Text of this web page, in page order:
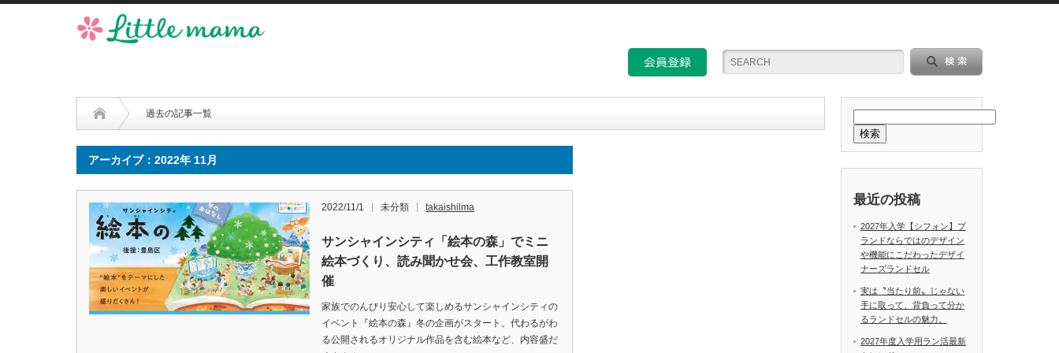
過去の記事一覧
アーカイブ：2022年 11月
2022/11/1 未分類 takaishilma
サンシャインシティ「絵本の森」でミニ
絵本づくり、読み聞かせ会、工作教室開
催
家族でのんびり安心して楽しめるサンシャインシティの
イベント『絵本の森』冬の企画がスタート。代わるがわ
る公開されるオリジナル作品を含む絵本など、内容盛だ
検索
最近の投稿
2027年入学【シフォン】ブ
ランドならではのデザイン
や機能にこだわったデザイ
ナーズランドセル
実は〝当たり前〟じゃない
手に取って、背負って分か
るランドセルの魅力。
2027年度入学用ラン活最新